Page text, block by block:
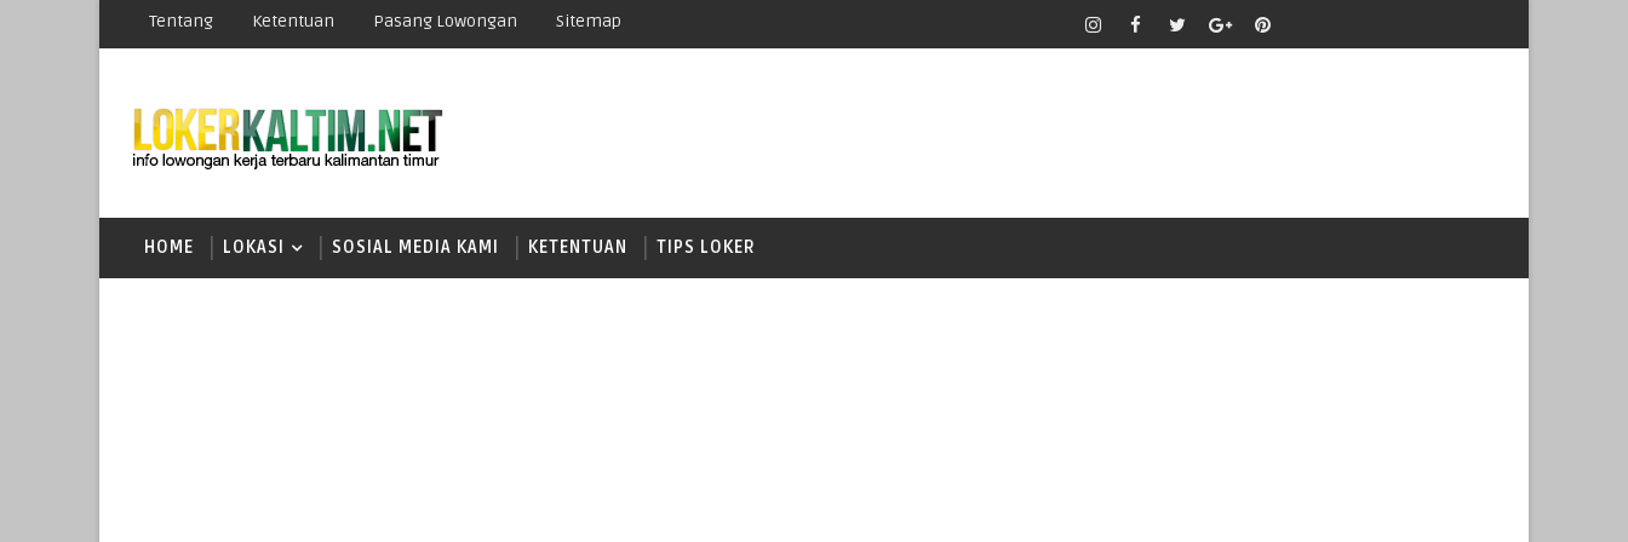
Tentang Ketentuan Pasang Lowongan Sitemap
HOME LOKASI SOSIAL MEDIA KAMI KETENTUAN TIPS LOKER